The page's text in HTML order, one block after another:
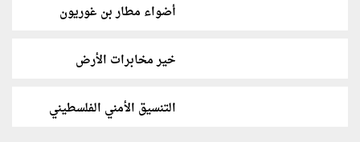
أضواء مطار بن غوريون
خير مخابرات الأرض
التنسيق الأمني الفلسطيني